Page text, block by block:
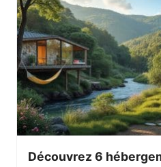
Découvrez 6